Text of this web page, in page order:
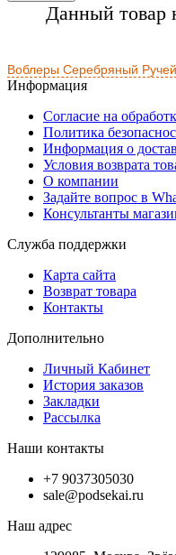
Данный товар
Воблеры Серебряный Ручей
Информация
Согласие на
Политика
Информация о
Условия возврата
О компании
Задайте вопрос в
Консультанты
Служба поддержки
Карта сайта
Возврат товара
Контакты
Дополнительно
Личный Кабинет
История заказов
Закладки
Рассылка
Наши контакты
+7 9037305030
sale@podsekai.ru
Наш адрес